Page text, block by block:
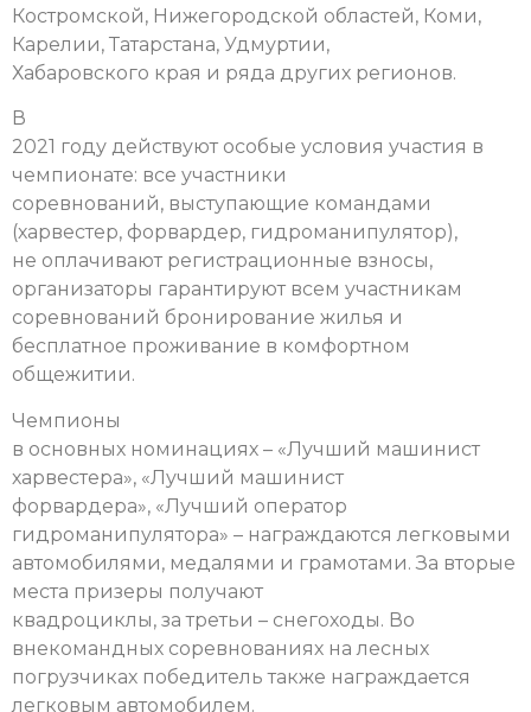
Костромской, Нижегородской областей, Коми,
Карелии, Татарстана, Удмуртии,
Хабаровского края и ряда других регионов.
В
2021 году действуют особые условия участия в
чемпионате: все участники
соревнований, выступающие командами
(харвестер, форвардер, гидроманипулятор),
не оплачивают регистрационные взносы,
организаторы гарантируют всем участникам
соревнований бронирование жилья и
бесплатное проживание в комфортном
общежитии.
Чемпионы
в основных номинациях – «Лучший машинист
харвестера», «Лучший машинист
форвардера», «Лучший оператор
гидроманипулятора» – награждаются легковыми
автомобилями, медалями и грамотами. За вторые
места призеры получают
квадроциклы, за третьи – снегоходы. Во
внекомандных соревнованиях на лесных
погрузчиках победитель также награждается
легковым автомобилем.